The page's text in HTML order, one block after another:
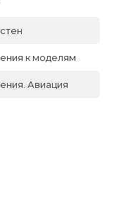
к моделям
Авиация